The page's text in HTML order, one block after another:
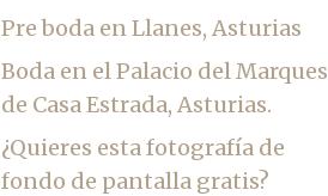
Pre boda en Llanes, Asturias
Boda en el Palacio del Marques
de Casa Estrada, Asturias.
¿Quieres esta fotografía de
fondo de pantalla gratis?